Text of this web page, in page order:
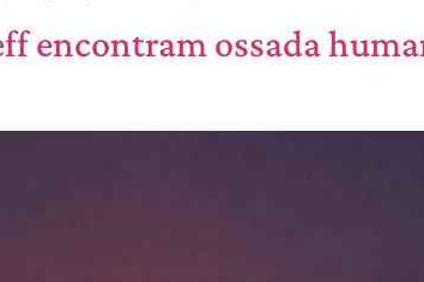
encontram ossada